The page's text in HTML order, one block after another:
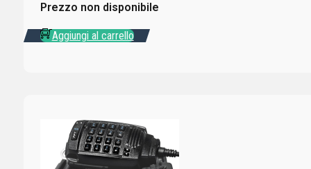
Prezzo non disponibile
Aggiungi al carrello